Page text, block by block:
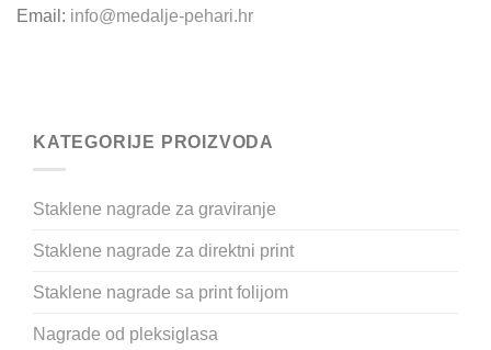
Email: info@medalje-pehari.hr
KATEGORIJE PROIZVODA
Staklene nagrade za graviranje
Staklene nagrade za direktni print
Staklene nagrade sa print folijom
Nagrade od pleksiglasa